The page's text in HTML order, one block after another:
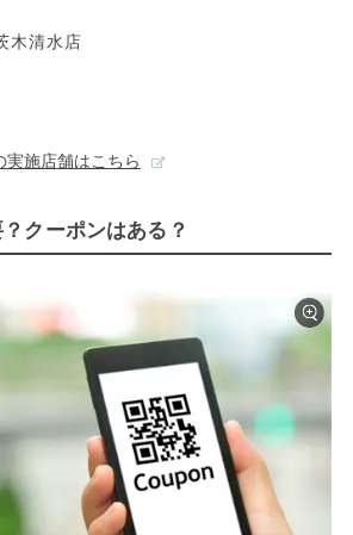
木清水店
施店舗はこちら
クーポンはある？